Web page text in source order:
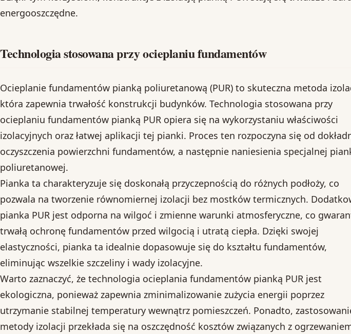
energooszczędne.
Technologia stosowana przy ocieplaniu fundamentów
Ocieplanie fundamentów pianką poliuretanową (PUR) to skuteczna metoda
która zapewnia trwałość konstrukcji budynków. Technologia stosowana przy
ocieplaniu fundamentów pianką PUR opiera się na wykorzystaniu właściwości
izolacyjnych oraz łatwej aplikacji tej pianki. Proces ten rozpoczyna się od
oczyszczenia powierzchni fundamentów, a następnie naniesienia specjalnej
poliuretanowej.
Pianka ta charakteryzuje się doskonałą przyczepnością do różnych podłoży, co
pozwala na tworzenie równomiernej izolacji bez mostków termicznych.
pianka PUR jest odporna na wilgoć i zmienne warunki atmosferyczne, co
trwałą ochronę fundamentów przed wilgocią i utratą ciepła. Dzięki swojej
elastyczności, pianka ta idealnie dopasowuje się do kształtu fundamentów,
eliminując wszelkie szczeliny i wady izolacyjne.
Warto zaznaczyć, że technologia ocieplania fundamentów pianką PUR jest
ekologiczna, ponieważ zapewnia zminimalizowanie zużycia energii poprzez
utrzymanie stabilnej temperatury wewnątrz pomieszczeń. Ponadto,
metody izolacji przekłada się na oszczędność kosztów związanych z